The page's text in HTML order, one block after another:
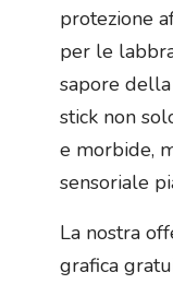
protezione
per le
sapore
stick non
e morbide,
sensoriale
La nostra
grafica